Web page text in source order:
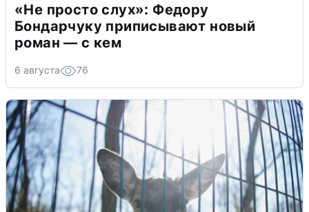
«Не просто слух»: Федору
Бондарчуку приписывают новый
роман — с кем
6 августа 76